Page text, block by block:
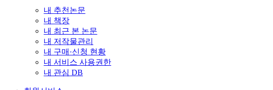
내 추천논문
내 책장
내 최근 본 논문
내 저작물관리
내 구매·신청 현황
내 서비스 사용권한
내 관심 DB